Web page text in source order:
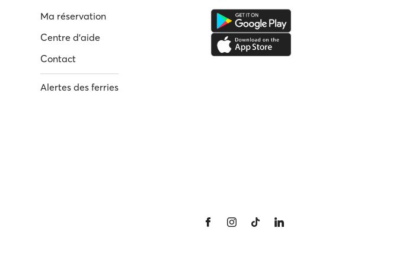
Ma réservation
Centre d'aide
Contact
Alertes des ferries